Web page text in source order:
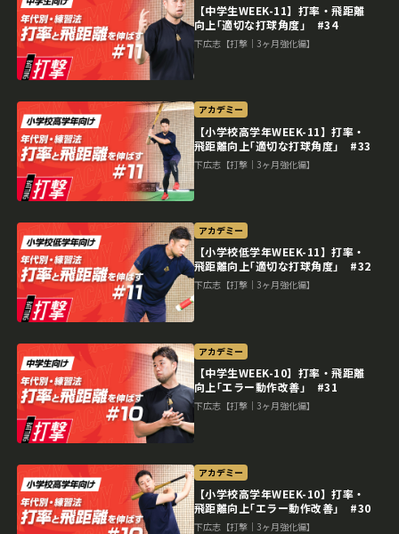
【中学生WEEK-11】打率・飛距離
向上｢適切な打球角度｣ #34
下広志【打撃｜3ヶ月強化編】
アカデミー
【小学校高学年WEEK-11】打率・
飛距離向上｢適切な打球角度｣ #33
下広志【打撃｜3ヶ月強化編】
アカデミー
【小学校低学年WEEK-11】打率・
飛距離向上｢適切な打球角度｣ #32
下広志【打撃｜3ヶ月強化編】
アカデミー
【中学生WEEK-10】打率・飛距離
向上｢エラー動作改善｣ #31
下広志【打撃｜3ヶ月強化編】
アカデミー
【小学校高学年WEEK-10】打率・
飛距離向上｢エラー動作改善｣ #30
下広志【打撃｜3ヶ月強化編】